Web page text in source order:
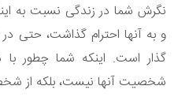
نگرش شما در زندگی نسبت به
و به آنها احترام گذاشت، حتی در
گذار است. اینکه شما چطور با
شخصیت آنها نیست، بلکه از